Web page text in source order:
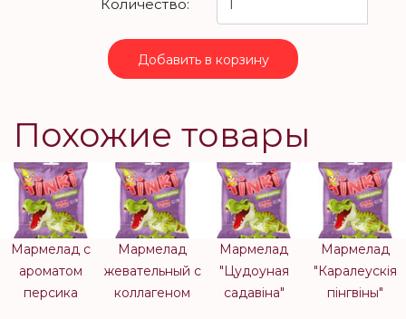
Количество:
Добавить в корзину
Похожие товары
Мармелад с
ароматом
персика
Мармелад
жевательный с
коллагеном
Мармелад
"Цудоуная
садавiна"
Мармелад
"Каралеускiя
пiнгвiны"